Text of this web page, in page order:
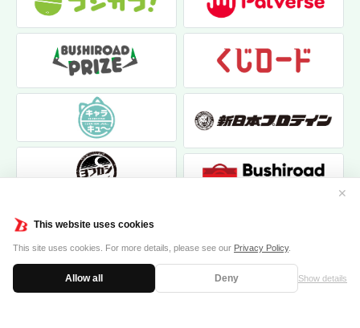
This website uses cookies
This site uses cookies. For more details, please see our Privacy Policy.
Allow all Deny Show details
✕